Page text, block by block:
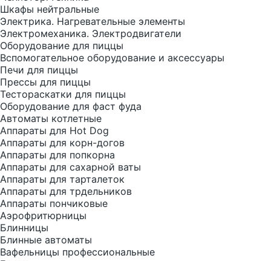
Шкафы нейтральные
Электрика. Нагревательные элементы
Электромеханика. Электродвигатели
Оборудование для пиццы
Вспомогательное оборудование и аксессуары
Печи для пиццы
Прессы для пиццы
Тестораскатки для пиццы
Оборудование для фаст фуда
Автоматы котлетные
Аппараты для Hot Dog
Аппараты для корн-догов
Аппараты для попкорна
Аппараты для сахарной ваты
Аппараты для тарталеток
Аппараты для трдельников
Аппараты пончиковые
Аэрофритюрницы
Блинницы
Блинные автоматы
Вафельницы профессиональные